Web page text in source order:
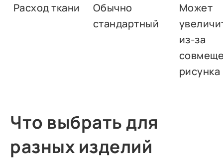
Расход ткани
Обычно
стандартный
Может
из-за
рисунка
Что выбрать для
разных изделий